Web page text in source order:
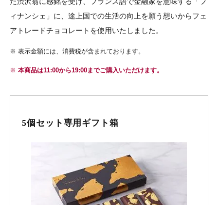
ィナンシェ」に、途上国での生活の向上を願う想いからフェ
アトレードチョコレートを使用いたしました。
※ 表示金額には、消費税が含まれております。
※ 本商品は11:00から19:00までご購入いただけます。
5個セット専用ギフト箱